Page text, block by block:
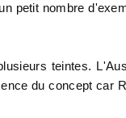
petit nombre
teintes.
du concept car